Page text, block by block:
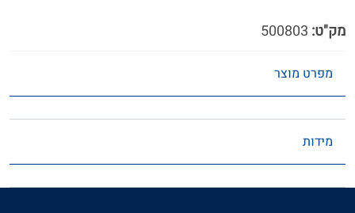
מק"ט:
מפרט מוצר
מידות